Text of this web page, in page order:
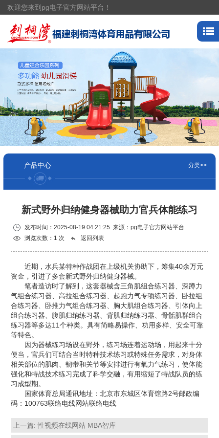
欢迎您来到pg电子官方网站平台！
产品中心 分类>>
新式野外归纳健身器械助力官兵体能练习
发布时间：2025-08-19 04:21:25 来源： pg电子官方网站平台
浏览次数：1 次
返回列表
近期，水兵某特种作战团在上级机关协助下，筹集40余万元
资金，引进了多套新式野外归纳健身器械。
笔者造访时了解到，这套器械含三角肌组合练习器、深蹲力
气组合练习器、高拉组合练习器、起跑力气专项练习器、卧拉组
合练习器、卧推力气组合练习器、胸大肌组合练习器、引体向上
组合练习器、腹肌归纳练习器、背肌归纳练习器、骨骺肌群组合
练习器等多达11个种类。具有简略易操作、功用多样、安全可靠
等特色。
因为器械练习场设在野外，练习场连着运动场，用起来十分
便当，官兵们可结合当时特种技术练习或特殊任务需求，对身体
相关部位的肌肉、韧带和关节等安排进行有氧力气练习，使体能
强化和特战技术练习完成了科学交融，有用缩短了特战队员的练
习成型期。
国家体育总局通讯地址：北京市东城区体育馆路2号邮政编
码：100763联络电线网站联络电线
上一篇:性视频在线网站 MBA智库